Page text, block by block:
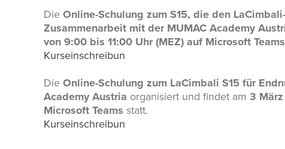
Die Online-Schulung zum S15, die den
Zusammenarbeit mit der MUMAC Academy
von 9:00 bis 11:00 Uhr (MEZ) auf Microsoft Teams
Kurseinschreibun
Die Online-Schulung zum LaCimbali S15 für
Academy Austria organisiert und findet am 3
Microsoft Teams statt.
Kurseinschreibun